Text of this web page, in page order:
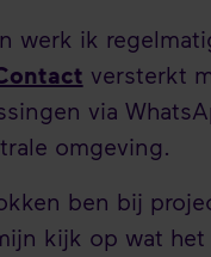
werk ik
versterkt
via
omgeving.
ben bij
kijk op wat het